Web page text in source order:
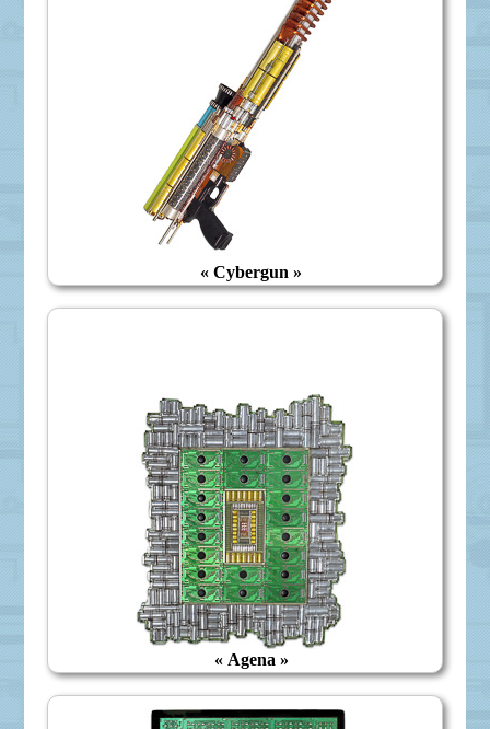
« Cybergun »
« Agena »